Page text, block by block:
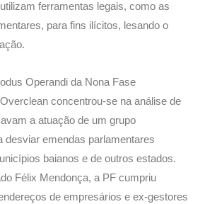
ferramentas legais, como as
para fins ilícitos, lesando o
Operandi da Nona Fase
concentrou-se na análise de
a atuação de um grupo
desviar emendas parlamentares
baianos e de outros estados.
Félix Mendonça, a PF cumpriu
de empresários e ex-gestores